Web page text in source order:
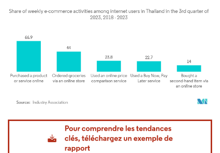
Image © Mordor Intelligence. La réutilisation nécessite une attribution sous CC BY